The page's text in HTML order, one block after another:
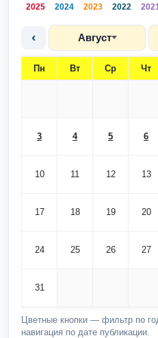
2025 2024 2023 2022
‹ Август
Пн Вт Ср Чт
3 4 5 6
10 11 12 13
17 18 19 20
24 25 26 27
31
Цветные кнопки — фильтр по
навигация по дате публикации.